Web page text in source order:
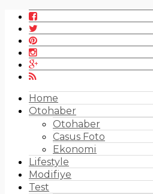
Home
Otohaber
Otohaber
Casus Foto
Ekonomi
Lifestyle
Modifiye
Test